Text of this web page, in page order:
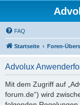
FAQ
Startseite Foren-
Advolux
Mit dem Zugriff auf
forum.de“) wird